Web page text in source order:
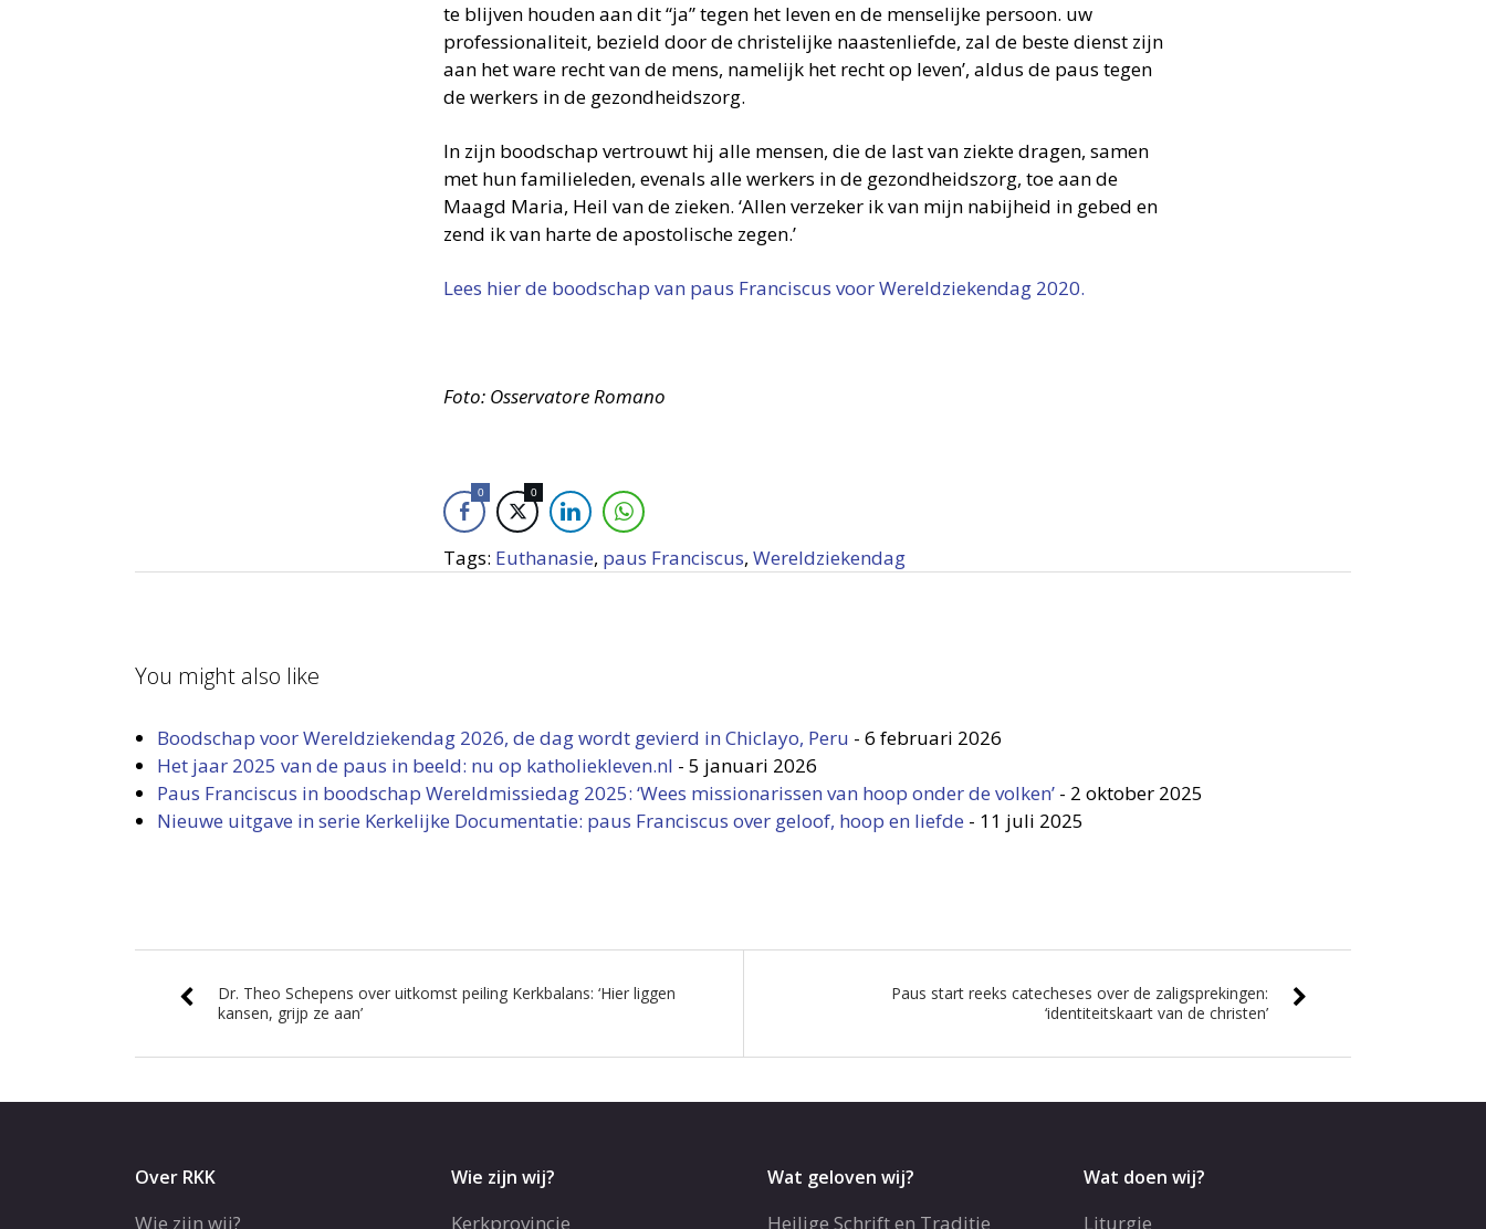
te blijven houden aan dit “ja” tegen het leven en de menselijke persoon. uw
professionaliteit, bezield door de christelijke naastenliefde, zal de beste dienst zijn
aan het ware recht van de mens, namelijk het recht op leven’, aldus de paus tegen
de werkers in de gezondheidszorg.
In zijn boodschap vertrouwt hij alle mensen, die de last van ziekte dragen, samen
met hun familieleden, evenals alle werkers in de gezondheidszorg, toe aan de
Maagd Maria, Heil van de zieken. ‘Allen verzeker ik van mijn nabijheid in gebed en
zend ik van harte de apostolische zegen.’
Lees hier de boodschap van paus Franciscus voor Wereldziekendag 2020.
Foto: Osservatore Romano
0 0
Tags: Euthanasie, paus Franciscus, Wereldziekendag
You might also like
Boodschap voor Wereldziekendag 2026, de dag wordt gevierd in Chiclayo, Peru - 6 februari 2026
Het jaar 2025 van de paus in beeld: nu op katholiekleven.nl - 5 januari 2026
Paus Franciscus in boodschap Wereldmissiedag 2025: ‘Wees missionarissen van hoop onder de volken’ - 2 oktober 2025
Nieuwe uitgave in serie Kerkelijke Documentatie: paus Franciscus over geloof, hoop en liefde - 11 juli 2025
Dr. Theo Schepens over uitkomst peiling Kerkbalans: ‘Hier liggen
kansen, grijp ze aan’
Paus start reeks catecheses over de zaligsprekingen:
‘identiteitskaart van de christen’
Over RKK
Wie zijn wij?
Wie zijn wij?
Kerkprovincie
Wat geloven wij?
Heilige Schrift en Traditie
Wat doen wij?
Liturgie